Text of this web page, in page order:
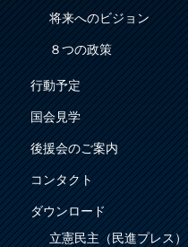
将来へのビジョン
８つの政策
行動予定
国会見学
後援会のご案内
コンタクト
ダウンロード
立憲民主（民進プレス）